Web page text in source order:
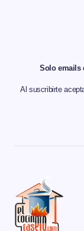
Solo emails
Al suscribirte